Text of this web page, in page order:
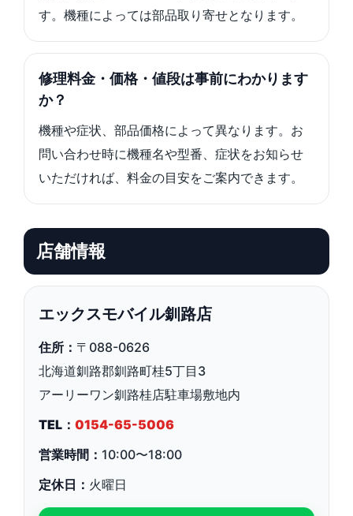
す。機種によっては部品取り寄せとなります。
修理料金・価格・値段は事前にわかります
か？
機種や症状、部品価格によって異なります。お
問い合わせ時に機種名や型番、症状をお知らせ
いただければ、料金の目安をご案内できます。
店舗情報
エックスモバイル釧路店
住所： 〒088-0626
北海道釧路郡釧路町桂5丁目3
アーリーワン釧路桂店駐車場敷地内
TEL： 0154-65-5006
営業時間： 10:00〜18:00
定休日： 火曜日